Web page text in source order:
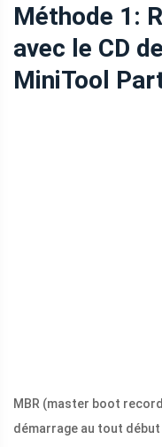
Méthode 1:
avec le CD
MiniTool
MBR (master boot
démarrage au tout